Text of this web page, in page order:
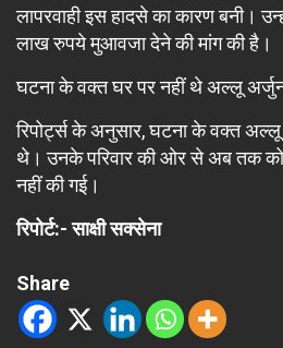
लापरवाही इस हादसे का कारण बनी।
लाख रुपये मुआवजा देने की मांग की है।
घटना के वक्त घर पर नहीं थे अल्लू
रिपोर्ट्स के अनुसार, घटना के वक्त
थे। उनके परिवार की ओर से अब तक
नहीं की गई।
रिपोर्ट:- साक्षी सक्सेना
Share